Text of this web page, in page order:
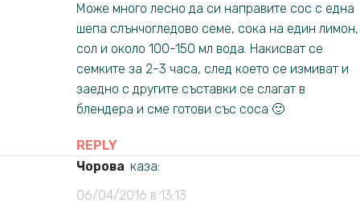
Може много лесно да си направите сос с една
шепа слънчогледово семе, сока на един лимон,
сол и около 100-150 мл вода. Накисват се
семките за 2-3 часа, след което се измиват и
заедно с другите съставки се слагат в
блендера и сме готови със соса 🙂
REPLY
Чорова каза:
06/04/2016 в 13:13